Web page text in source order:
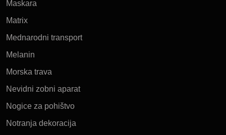
Maskara
Matrix
Mednarodni transport
Melanin
Morska trava
Nevidni zobni aparat
Nogice za pohištvo
Notranja dekoracija